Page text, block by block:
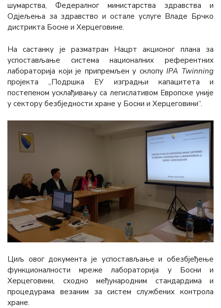
шумарства, Федералног министарства здравства и
Одјељења за здравство и остале услуге Владе Брчко
дистрикта Босне и Херцеговине.
На састанку је разматран Нацрт акционог плана за
успостављање система националних референтних
лабораторија који је припремљен у склопуIPA Twinning
пројекта „Подршка ЕУ изградњи капацитета и
постепеном усклађивању са легислативом Европске уније
у сектору безбједности хране у Босни и Херцеговини“.
Циљ овог документа је успостављање и обезбјеђење
функционалности мреже лабораторија у Босни и
Херцеговини, сходно међународним стандардима и
процедурама везаним за систем службених контрола
хране.